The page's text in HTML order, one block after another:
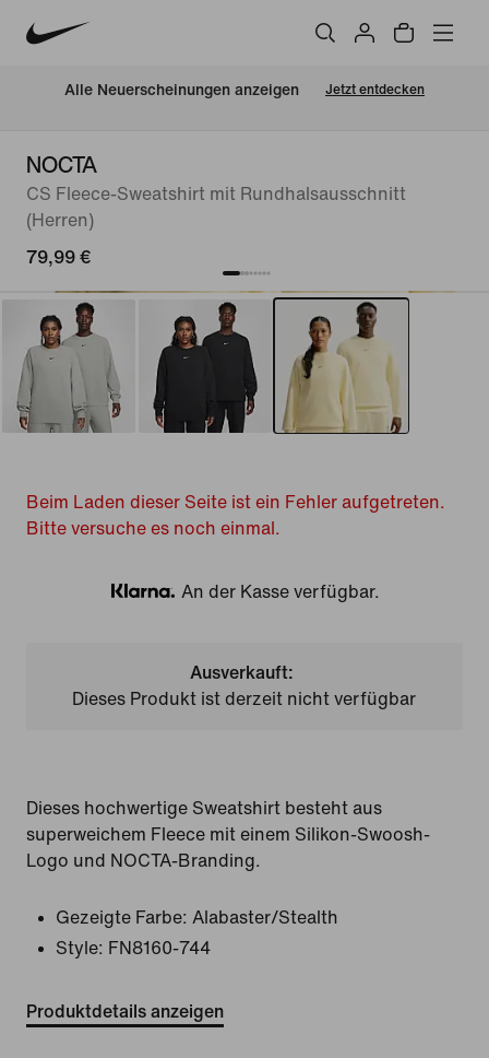
Alle Neuerscheinungen anzeigen Jetzt entdecken
NOCTA
CS Fleece-Sweatshirt mit Rundhalsausschnitt
(Herren)
79,99 €
Beim Laden dieser Seite ist ein Fehler aufgetreten.
Bitte versuche es noch einmal.
Klarna
An der Kasse verfügbar.
Ausverkauft:
Dieses Produkt ist derzeit nicht verfügbar
Dieses hochwertige Sweatshirt besteht aus
superweichem Fleece mit einem Silikon-Swoosh-
Logo und NOCTA-Branding.
Gezeigte Farbe: Alabaster/Stealth
Style: FN8160-744
Produktdetails anzeigen